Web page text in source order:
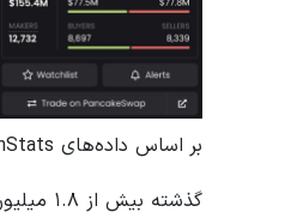
گذشته بیش از ۱.۸ میلیون دلار سود تحقق‌نیافته برای او ایجاد کرده است.